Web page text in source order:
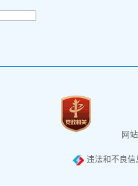
网
违法和不良信